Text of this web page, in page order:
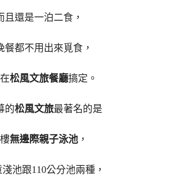
且還是一泊二食，
餐都不用出來覓食，
松風文旅餐廳搞定。
的松風文旅最著名的是
無邊際親子泳池 ，
池跟110公分池兩種，